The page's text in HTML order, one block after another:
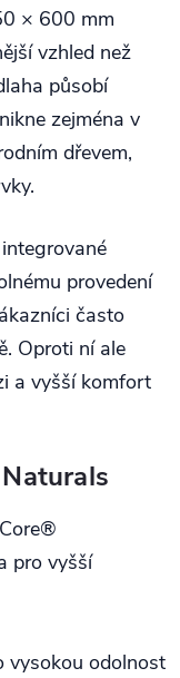
× 600 mm
vzhled než
působí
zejména v
dřevem,
provedení
často
Oproti ní ale
a vyšší komfort
pro vyšší
vysokou odolnost